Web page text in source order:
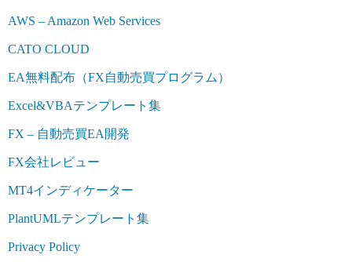
AWS – Amazon Web Services
CATO CLOUD
EA無料配布（FX自動売買プログラム）
Excel&VBAテンプレート集
FX – 自動売買EA開発
FX会社レビュー
MT4インディケーター
PlantUMLテンプレート集
Privacy Policy